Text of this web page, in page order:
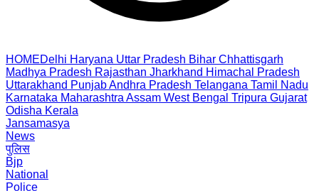
HOMEDelhi Haryana Uttar Pradesh Bihar Chhattisgarh
Madhya Pradesh Rajasthan Jharkhand Himachal Pradesh
Uttarakhand PunjabAndhra Pradesh Telangana Tamil Nadu
Karnataka Maharashtra Assam West Bengal Tripura Gujarat
Odisha Kerala
Jansamasya
News
पुलिस
Bjp
National
Police